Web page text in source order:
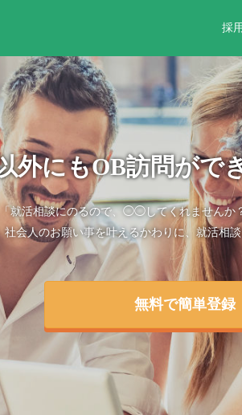
採
外にもOB訪問がで
「就活相談にのるので、◯◯してくれませんか
社会人のお願い事を叶えるかわりに、就活相
無料で簡単登録